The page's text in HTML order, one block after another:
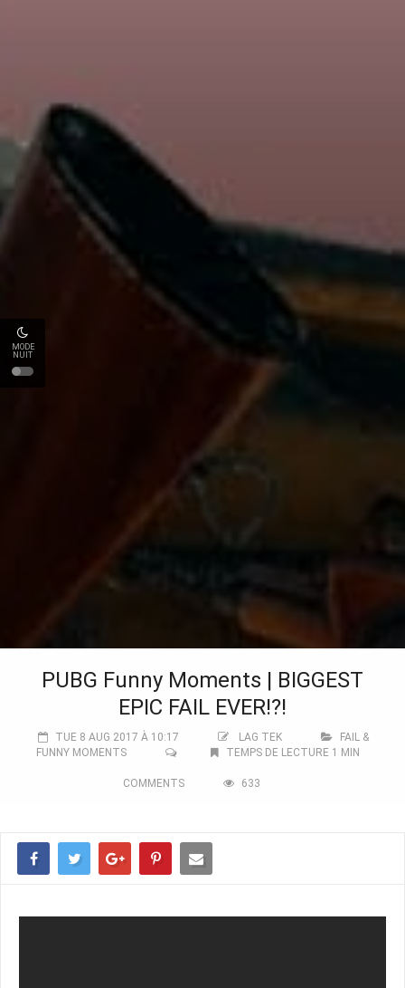
MODE
NUIT
PUBG Funny Moments | BIGGEST
EPIC FAIL EVER!?!
TUE 8 AUG 2017 À 10:17 LAG TEK
FAIL &
FUNNY MOMENTS
TEMPS DE LECTURE 1 MIN
COMMENTS 633